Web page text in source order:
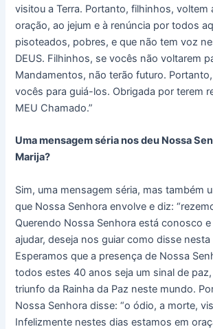
visitou a Terra. Portanto, filhinhos, voltem
oração, ao jejum e à renúncia por todos
pisoteados, pobres, e que não tem voz
DEUS. Filhinhos, se vocês não voltarem
Mandamentos, não terão futuro. Portanto,
vocês para guiá-los. Obrigada por terem
MEU Chamado.”
Uma mensagem séria nos deu Nossa
Marija?
Sim, uma mensagem séria, mas também
que Nossa Senhora envolve e diz:
Querendo Nossa Senhora está conosco
ajudar, deseja nos guiar como disse
Esperamos que a presença de Nossa
todos estes 40 anos seja um sinal de
triunfo da Rainha da Paz neste mundo.
Nossa Senhora disse: “o ódio, a morte,
Infelizmente nestes dias estamos em